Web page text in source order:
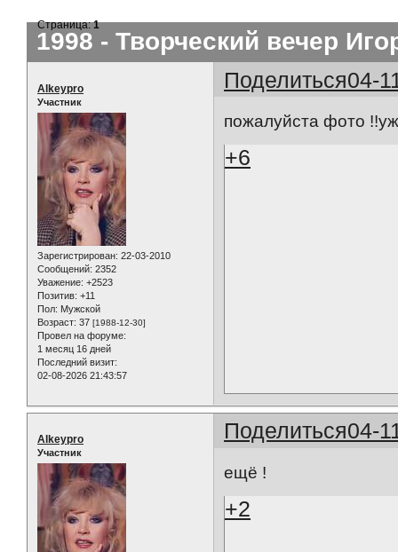
1998 - Творческий вечер
Страница:1
Поделиться04-
Alkeypro
Участник
Зарегистрирован: 22-03-2010
Сообщений: 2352
Уважение: +2523
Позитив: +11
Пол: Мужской
Возраст: 37 [1988-12-30]
Провел на форуме:
1 месяц 16 дней
Последний визит:
02-08-2026 21:43:57
пожалуйста фото
+6
Поделиться04-
Alkeypro
Участник
ещё !
+2